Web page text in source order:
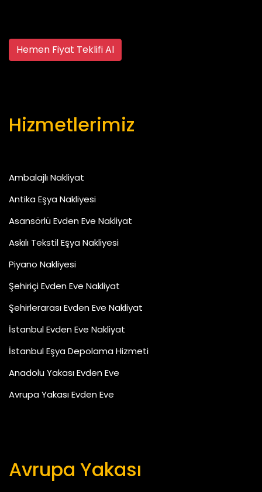
Hemen Fiyat Teklifi Al
Hizmetlerimiz
Ambalajlı Nakliyat
Antika Eşya Nakliyesi
Asansörlü Evden Eve Nakliyat
Askılı Tekstil Eşya Nakliyesi
Piyano Nakliyesi
Şehiriçi Evden Eve Nakliyat
Şehirlerarası Evden Eve Nakliyat
İstanbul Evden Eve Nakliyat
İstanbul Eşya Depolama Hizmeti
Anadolu Yakası Evden Eve
Avrupa Yakası Evden Eve
Avrupa Yakası